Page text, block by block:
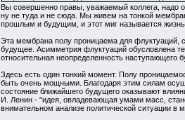
Вы совершенно правы, уважаемый коллега, надо
ну не туда и не сюда. Мы живем на тонкой
прошлым и будущим, и этот миг называется
Эта мембрана полу проницаема для флуктуаций,
будущее. Асимметрия флуктуаций обусловлена
относительная неопределенность наступающего
Здесь есть один тонкий момент. Полу
быть очень мощными. Благодаря этим силам
состояние ближайшего будущего оказывают
И. Ленин - "идея, овладевающая умами масс,
внимательном анализе политической ситуации в